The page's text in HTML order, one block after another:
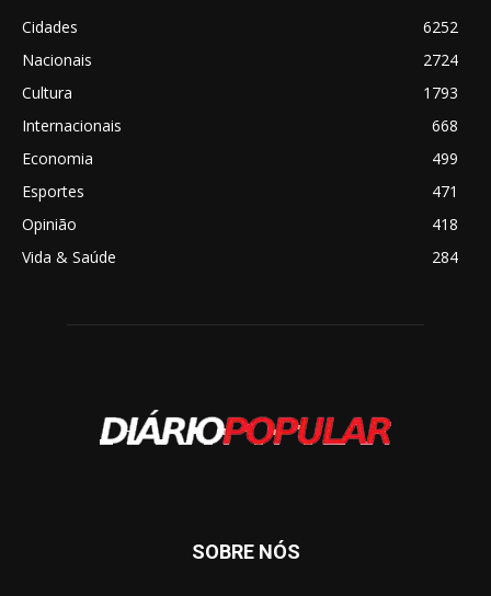
Cidades
6252
Nacionais
2724
Cultura
1793
Internacionais
668
Economia
499
Esportes
471
Opinião
418
Vida & Saúde
284
SOBRE NÓS